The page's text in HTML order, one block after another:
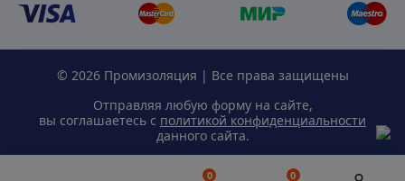
0
0
© 2026 Промизоляция | Все права защищены
Отправляя любую форму на сайте,
вы соглашаетесь с политикой конфиденциальности
данного сайта.